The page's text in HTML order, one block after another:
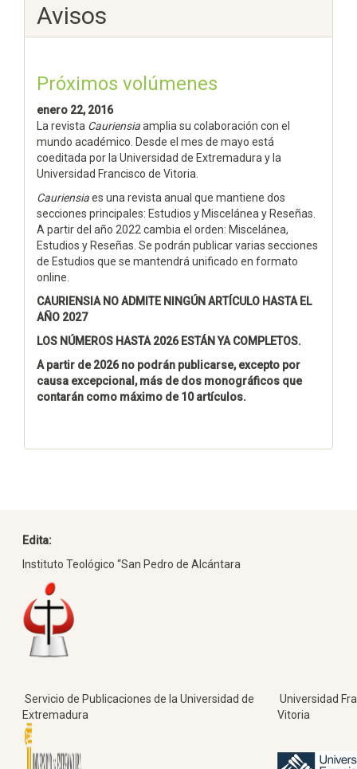
Avisos
Próximos volúmenes
enero 22, 2016
La revista Cauriensiaamplia su colaboración con el
mundo académico. Desde el mes de mayo está
coeditada por la Universidad de Extremadura y la
Universidad Francisco de Vitoria.
Cauriensiaes una revista anual que mantiene dos
secciones principales: Estudios y Miscelánea y Reseñas.
A partir del año 2022 cambia el orden: Miscelánea,
Estudios y Reseñas. Se podrán publicar varias secciones
de Estudios que se mantendrá unificado en formato
online.
CAURIENSIA NO ADMITE NINGÚN ARTÍCULO HASTA EL
AÑO 2027
LOS NÚMEROS HASTA 2026 ESTÁN YA COMPLETOS.
A partir de 2026 no podrán publicarse, excepto por
causa excepcional, más de dos monográficos que
contarán como máximo de 10 artículos.
Edita:
Instituto Teológico “San Pedro de Alcántara
Servicio de Publicaciones de la Universidad de
Extremadura
Universidad
Vitoria